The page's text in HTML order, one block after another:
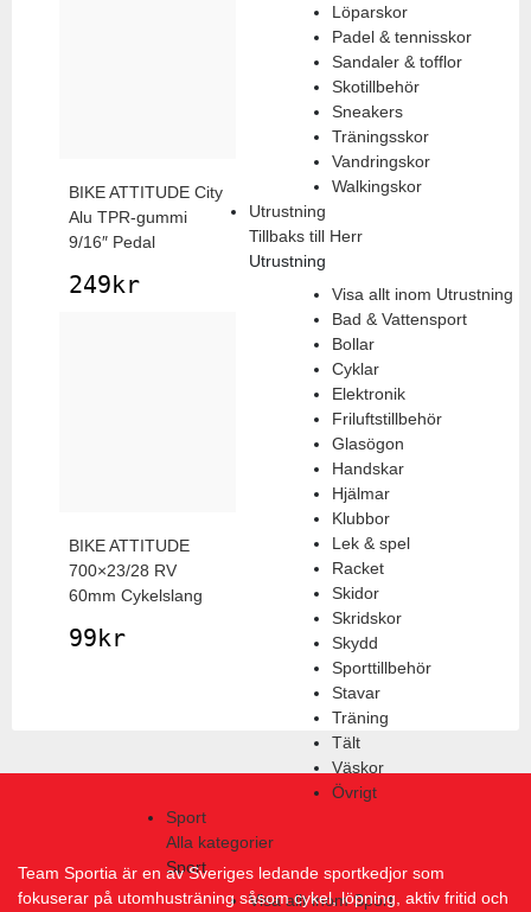
Löparskor
Padel & tennisskor
Sandaler & tofflor
Skotillbehör
Sneakers
Träningsskor
Vandringskor
Walkingskor
Utrustning
Tillbaks till Herr
Utrustning
Visa allt inom Utrustning
Bad & Vattensport
Bollar
Cyklar
Elektronik
Friluftstillbehör
Glasögon
Handskar
Hjälmar
Klubbor
Lek & spel
Racket
Skidor
Skridskor
Skydd
Sporttillbehör
Stavar
Träning
Tält
Väskor
Övrigt
Sport
Alla kategorier
Sport
Visa allt inom Sport
BIKE ATTITUDE City
Alu TPR-gummi
9/16″ Pedal
249kr
BIKE ATTITUDE
700×23/28 RV
60mm Cykelslang
99kr
Team Sportia är en av Sveriges ledande sportkedjor som
fokuserar på utomhusträning såsom cykel, löpning, aktiv fritid och